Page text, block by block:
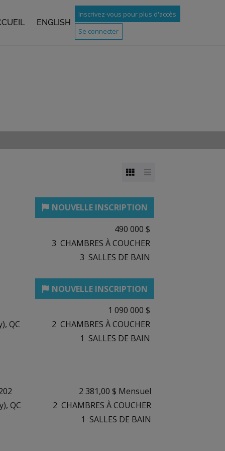
ENGLISH
Inscrivez-vous pour plus d'accès
Se connecter
490 000 $
3 CHAMBRES À COUCHER
3 SALLES DE BAIN
QC
1 090 000 $
2 CHAMBRES À COUCHER
1 SALLES DE BAIN
QC
2 381,00 $ Mensuel
2 CHAMBRES À COUCHER
1 SALLES DE BAIN